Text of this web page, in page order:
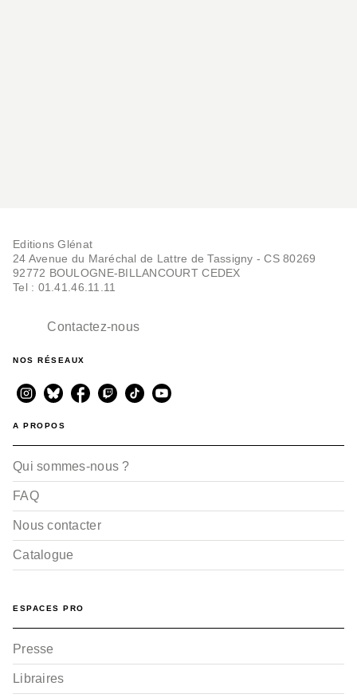
Editions Glénat
24 Avenue du Maréchal de Lattre de Tassigny - CS 80269
92772 BOULOGNE-BILLANCOURT CEDEX
Tel : 01.41.46.11.11
Contactez-nous
NOS RÉSEAUX
A PROPOS
Qui sommes-nous ?
FAQ
Nous contacter
Catalogue
ESPACES PRO
Presse
Libraires